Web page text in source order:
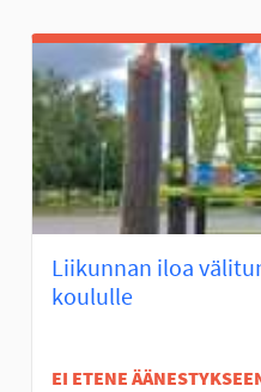
Liikunnan iloa
koululle
EI ETENE